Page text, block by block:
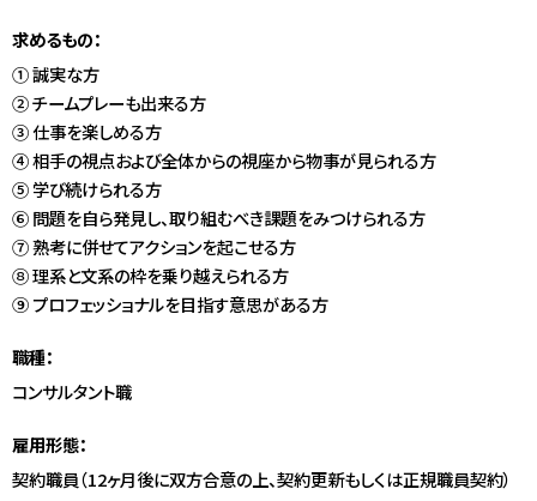
求めるもの：
① 誠実な方
② チームプレーも出来る方
③ 仕事を楽しめる方
④ 相手の視点および全体からの視座から物事が見られる方
⑤ 学び続けられる方
⑥ 問題を自ら発見し、取り組むべき課題をみつけられる方
⑦ 熟考に併せてアクションを起こせる方
⑧ 理系と文系の枠を乗り越えられる方
⑨ プロフェッショナルを目指す意思がある方
職種：
コンサルタント職
雇用形態：
契約職員（12ヶ月後に双方合意の上、契約更新もしくは正規職員契約）